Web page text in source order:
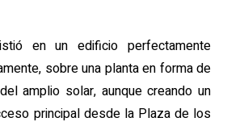
en un edificio perfectamente
sobre una planta en forma de
amplio solar, aunque creando un
principal desde la Plaza de los